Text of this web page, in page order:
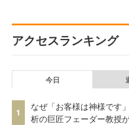
アクセスランキング
今日
1
なぜ「お客様は神様です
析の巨匠フェーダー教授